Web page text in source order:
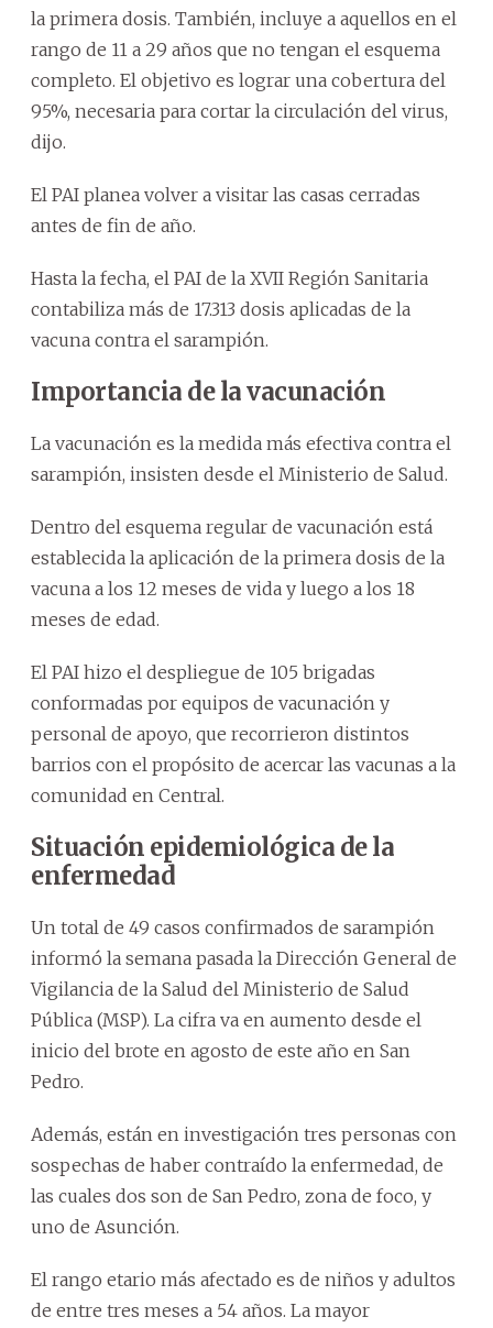
la primera dosis. También, incluye a aquellos en el
rango de 11 a 29 años que no tengan el esquema
completo. El objetivo es lograr una cobertura del
95%, necesaria para cortar la circulación del virus,
dijo.
El PAI planea volver a visitar las casas cerradas
antes de fin de año.
Hasta la fecha, el PAI de la XVII Región Sanitaria
contabiliza más de 17.313 dosis aplicadas de la
vacuna contra el sarampión.
Importancia de la vacunación
La vacunación es la medida más efectiva contra el
sarampión, insisten desde el Ministerio de Salud.
Dentro del esquema regular de vacunación está
establecida la aplicación de la primera dosis de la
vacuna a los 12 meses de vida y luego a los 18
meses de edad.
El PAI hizo el despliegue de 105 brigadas
conformadas por equipos de vacunación y
personal de apoyo, que recorrieron distintos
barrios con el propósito de acercar las vacunas a la
comunidad en Central.
Situación epidemiológica de la
enfermedad
Un total de 49 casos confirmados de sarampión
informó la semana pasada la Dirección General de
Vigilancia de la Salud del Ministerio de Salud
Pública (MSP). La cifra va en aumento desde el
inicio del brote en agosto de este año en San
Pedro.
Además, están en investigación tres personas con
sospechas de haber contraído la enfermedad, de
las cuales dos son de San Pedro, zona de foco, y
uno de Asunción.
El rango etario más afectado es de niños y adultos
de entre tres meses a 54 años. La mayor